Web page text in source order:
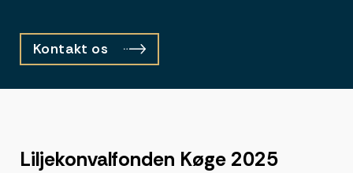
Kontakt os
Liljekonvalfonden Køge 2025